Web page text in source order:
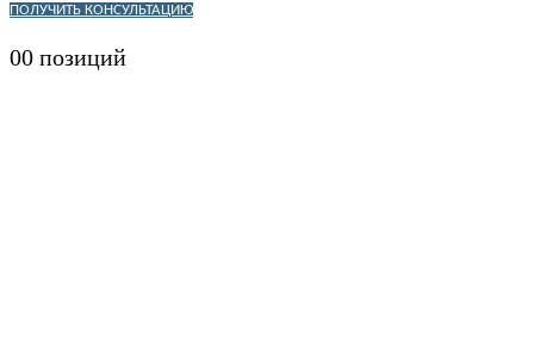
ПОЛУЧИТЬ КОНСУЛЬТАЦИЮ
00 позиций